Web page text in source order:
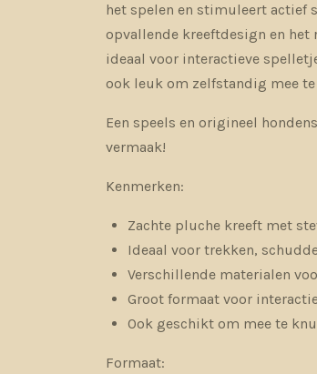
het spelen en stimuleert actief
opvallende kreeftdesign en
ideaal voor interactieve
ook leuk om zelfstandig mee
Een speels en origineel
vermaak!
Kenmerken:
Zachte pluche kreeft met
Ideaal voor trekken,
Verschillende materialen
Groot formaat voor
Ook geschikt om mee te
Formaat: